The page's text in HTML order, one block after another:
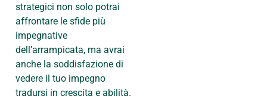
strategici non solo potrai
affrontare le sfide più
impegnative
dell’arrampicata, ma avrai
anche la soddisfazione di
vedere il tuo impegno
tradursi in crescita e abilità.